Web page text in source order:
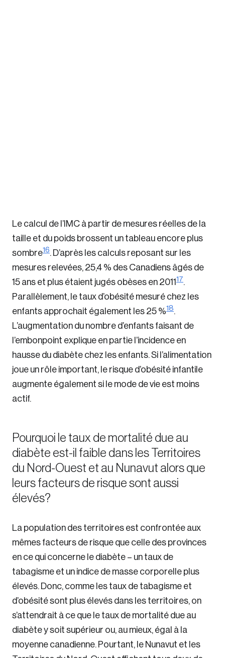
Le calcul de l’IMC à partir de mesures réelles de la
taille et du poids brossent un tableau encore plus
sombre16. D’après les calculs reposant sur les
mesures relevées, 25,4 % des Canadiens âgés de
15 ans et plus étaient jugés obèses en 201117.
Parallèlement, le taux d’obésité mesuré chez les
enfants approchait également les 25 %18.
L’augmentation du nombre d’enfants faisant de
l’embonpoint explique en partie l’incidence en
hausse du diabète chez les enfants. Si l’alimentation
joue un rôle important, le risque d’obésité infantile
augmente également si le mode de vie est moins
actif.
Pourquoi le taux de mortalité due au
diabète est-il faible dans les Territoires
du Nord-Ouest et au Nunavut alors que
leurs facteurs de risque sont aussi
élevés?
La population des territoires est confrontée aux
mêmes facteurs de risque que celle des provinces
en ce qui concerne le diabète – un taux de
tabagisme et un indice de masse corporelle plus
élevés. Donc, comme les taux de tabagisme et
d’obésité sont plus élevés dans les territoires, on
s’attendrait à ce que le taux de mortalité due au
diabète y soit supérieur ou, au mieux, égal à la
moyenne canadienne. Pourtant, le Nunavut et les